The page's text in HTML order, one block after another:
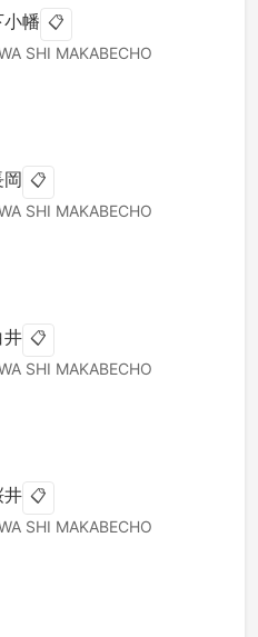
幡 📋
SHI MAKABECHO
📋
SHI MAKABECHO
井 📋
SHI MAKABECHO
井 📋
SHI MAKABECHO